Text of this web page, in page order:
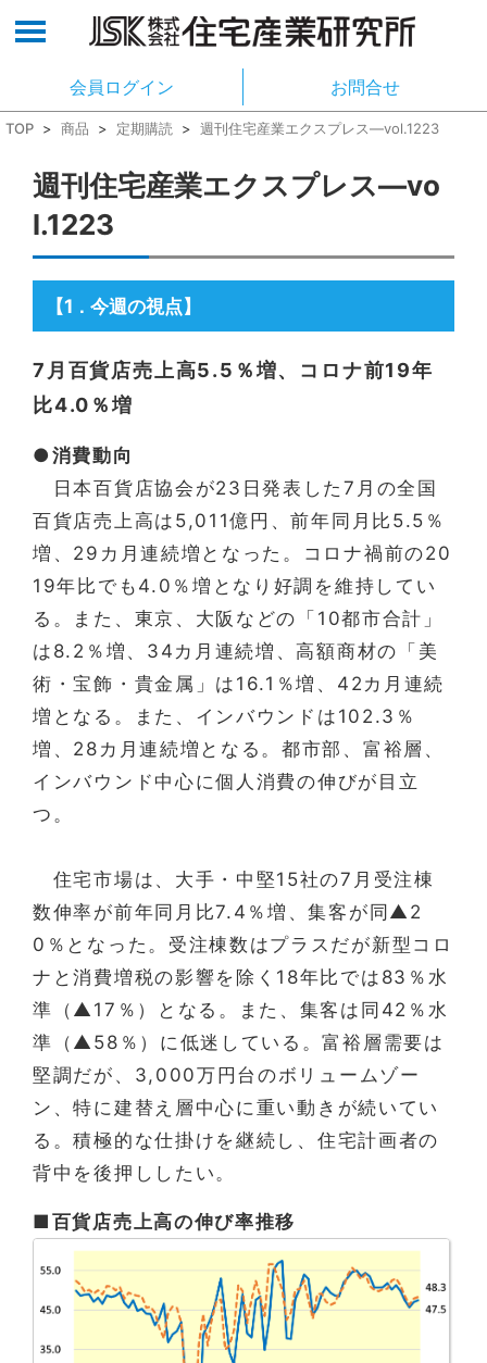
会員ログイン お問合せ
TOP > 商品 > 定期購読 > 週刊住宅産業エクスプレス―vol.1223
週刊住宅産業エクスプレス―vo
l.1223
【1 ． 今週の視点】
7月百貨店売上高5.5％増、コロナ前19年
比4.0％増
●消費動向
日本百貨店協会が23日発表した7月の全国
百貨店売上高は5,011億円、前年同月比5.5％
増、29カ月連続増となった。コロナ禍前の20
19年比でも4.0％増となり好調を維持してい
る。また、東京、大阪などの「10都市合計」
は8.2％増、34カ月連続増、高額商材の「美
術・宝飾・貴金属」は16.1％増、42カ月連続
増となる。また、インバウンドは102.3％
増、28カ月連続増となる。都市部、富裕層、
インバウンド中心に個人消費の伸びが目立
つ。
住宅市場は、大手・中堅15社の7月受注棟
数伸率が前年同月比7.4％増、集客が同▲2
0％となった。受注棟数はプラスだが新型コロ
ナと消費増税の影響を除く18年比では83％水
準（▲17％）となる。また、集客は同42％水
準（▲58％）に低迷している。富裕層需要は
堅調だが、3,000万円台のボリュームゾー
ン、特に建替え層中心に重い動きが続いてい
る。積極的な仕掛けを継続し、住宅計画者の
背中を後押ししたい。
■百貨店売上高の伸び率推移